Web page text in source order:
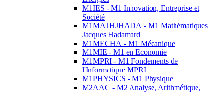
M1IES - M1 Innovation, Entreprise et
Société
M1MATHJHADA - M1 Mathématiques
Jacques Hadamard
M1MECHA - M1 Mécanique
M1MIE - M1 en Economie
M1MPRI - M1 Fondements de
l'Informatique MPRI
M1PHYSICS - M1 Physique
M2AAG - M2 Analyse, Arithmétique,